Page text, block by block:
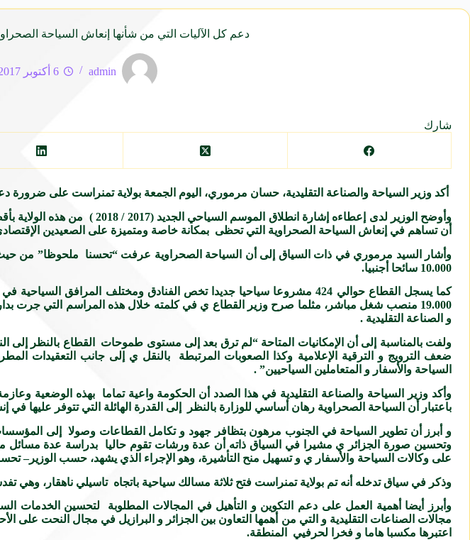
دعم كل الآليات التي من شأنها إنعاش السياحة
admin 6 أكتوبر 2017
شارك
أكد وزير السياحة والصناعة التقليدية، حسان مرموري، اليوم الجمعة بولاية تمنراست على ضرورة
وأوضح الوزير لدى إعطاءه إشارة
أن تساهم في إنعاش السياحة الصحراوية التي تحظى بمكانة خاصة ومتميزة على الصعيدين
10.000 سائحا أجنبيا.
19.000 منصب شغل مباشر، مثلما صرح وزير القطاع ي في كلمته خلال هذه المراسم التي جرت
و الصناعة التقليدية .
ولفت بالمناسبة إلى أن الإمكانيات المتاحة “لم ترق بعد إلى مستوى طموحات القطاع بالنظر
ضعف الترويج و الترقية الإعلامية وكذا الصعوبات المرتبطة بالنقل ي إلى جانب التعقيدات
السياحة والأسفار و المتعاملين السياحيين” .
وأكد وزير السياحة والصناعة التقليدية في هذا الصدد أن الحكومة واعية تماما بهذه الوضعية
باعتبار أن السياحة الصحراوية رهان أساسي للوزارة بالنظر إلى القدرة الهائلة التي تتوفر عليها
و أبرز أن تطوير السياحة في الجنوب مرهون بتظافر جهود و تكامل القطاعات وصولا إلى
وتحسين صورة الجزائر ي مشيرا في السياق ذاته أن عدة ورشات تقوم حاليا بدراسة عدة مسائل من
على وكالات السياحة والأسفار ي و تسهيل منح التأشيرة، وهو الإجراء الذي يشهد، حسب الوزير–
وذكر في سياق تدخله أنه تم بولاية تمنراست فتح ثلاثة مسالك سياحية باتجاه تاسيلي ناهقار،
وأبرز أيضا أهمية العمل على دعم التكوين و التأهيل في المجالات المطلوبة لتحسين الخدمات
مجالات الصناعات التقليدية و التي من أهمها التعاون بين الجزائر و البرازيل في مجال النحت
اعتبرها مكسبا هاما و فخرا لحرفيي المنطقة.